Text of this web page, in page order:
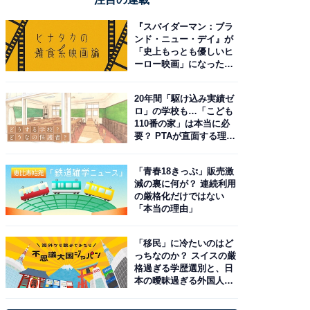
『スパイダーマン：ブラ
ンド・ニュー・デイ』が
「史上もっとも優しいヒ
ーロー映画」になった理
20年間「駆け込み実績ゼ
ロ」の学校も…「こども
110番の家」は本当に必
要？ PTAが直面する理想
「青春18きっぷ」販売激
減の裏に何が？ 連続利用
の厳格化だけではない
「本当の理由」
「移民」に冷たいのはど
っちなのか？ スイスの厳
格過ぎる学歴選別と、日
本の曖昧過ぎる外国人政